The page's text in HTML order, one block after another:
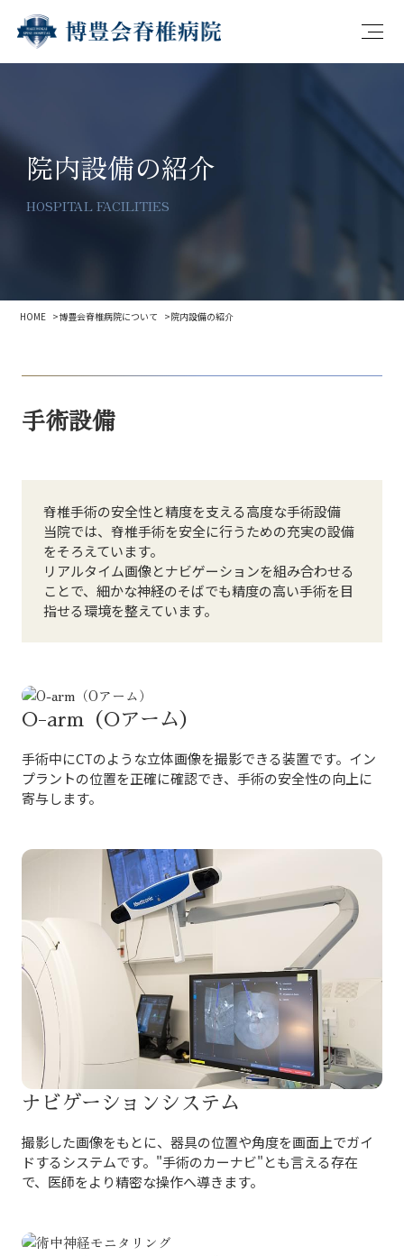
院内設備の紹介
HOSPITAL FACILITIES
HOME 博豊会脊椎病院について 院内設備の紹介
手術設備
脊椎手術の安全性と精度を支える高度な手術設備
当院では、脊椎手術を安全に行うための充実の設備
をそろえています。
リアルタイム画像とナビゲーションを組み合わせる
ことで、細かな神経のそばでも精度の高い手術を目
指せる環境を整えています。
O-arm（Oアーム）
手術中にCTのような立体画像を撮影できる装置です。イン
プラントの位置を正確に確認でき、手術の安全性の向上に
寄与します。
ナビゲーションシステム
撮影した画像をもとに、器具の位置や角度を画面上でガイ
ドするシステムです。"手術のカーナビ"とも言える存在
で、医師をより精密な操作へ導きます。